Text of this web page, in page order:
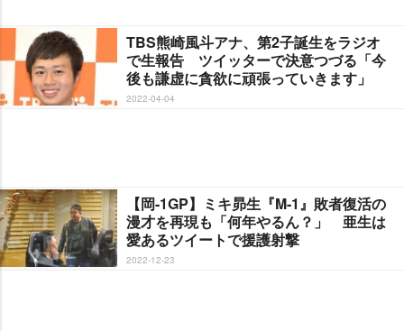
TBS熊崎風斗アナ、第2子誕生をラジオ
で生報告 ツイッターで決意つづる「今
後も謙虚に貪欲に頑張っていきます」
2022-04-04
【岡-1GP】ミキ昴生『M-1』敗者復活の
漫才を再現も「何年やるん？」 亜生は
愛あるツイートで援護射撃
2022-12-23